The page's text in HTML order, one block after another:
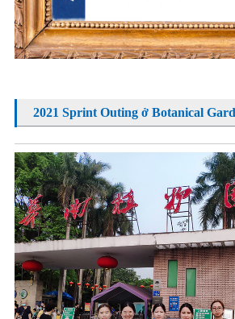
2021 Sprint Outing ở Botanical